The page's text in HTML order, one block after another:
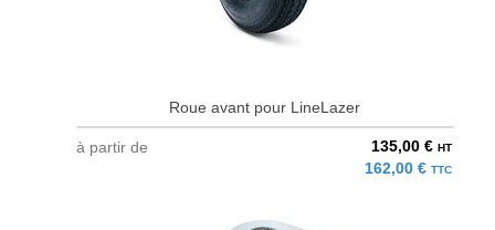
Roue avant pour LineLazer
à partir de 135,00 € HT
162,00 € TTC